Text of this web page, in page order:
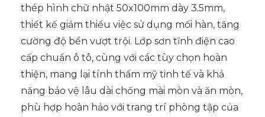
thép hình chữ nhật 50x100mm dày 3.5mm,
thiết kế giảm thiểu việc sử dụng mối hàn, tăng
cường độ bền vượt trội. Lớp sơn tĩnh điện cao
cấp chuẩn ô tô, cùng với các tùy chọn hoàn
thiện, mang lại tính thẩm mỹ tinh tế và khả
năng bảo vệ lâu dài chống mài mòn và ăn mòn,
phù hợp hoàn hảo với trang trí phòng tập của